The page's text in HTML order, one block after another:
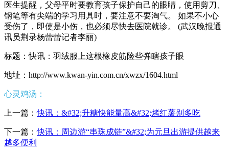
医生提醒，父母平时要教育孩子保护自己的眼睛，使用剪刀、
钢笔等有尖端的学习用具时，要注意不要淘气。 如果不小心
受伤了，即使是小伤，也必须尽快去医院就诊。 (武汉晚报通
讯员荆录杨蕾蕾记者李丽)
标题：快讯：羽绒服上这根橡皮筋险些弹瞎孩子眼
地址：http://www.kwan-yin.com.cn/xwzx/1604.html
心灵鸡汤：
上一篇：快讯：&#32;升糖快能量高&#32;烤红薯别多吃
下一篇：快讯：周边游“串珠成链”&#32;为元旦出游提供越来
越多便利